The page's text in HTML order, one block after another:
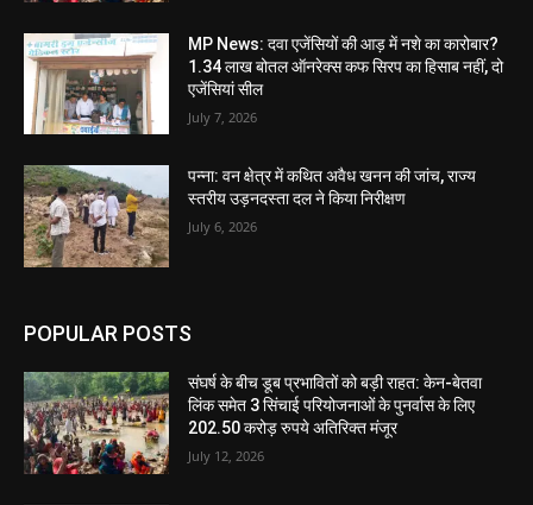
MP News: दवा एजेंसियों की आड़ में नशे का कारोबार?
1.34 लाख बोतल ऑनरेक्स कफ सिरप का हिसाब नहीं, दो
एजेंसियां सील
July 7, 2026
पन्ना: वन क्षेत्र में कथित अवैध खनन की जांच, राज्य
स्तरीय उड़नदस्ता दल ने किया निरीक्षण
July 6, 2026
POPULAR POSTS
संघर्ष के बीच डूब प्रभावितों को बड़ी राहत: केन-बेतवा
लिंक समेत 3 सिंचाई परियोजनाओं के पुनर्वास के लिए
202.50 करोड़ रुपये अतिरिक्त मंजूर
July 12, 2026